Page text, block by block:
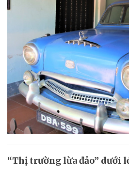
“Thị trường lừa đảo” dưới